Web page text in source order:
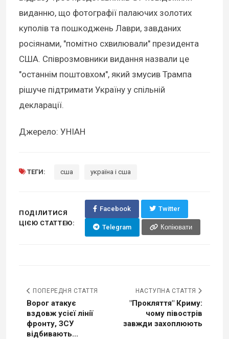
виданню, що фотографії палаючих золотих
куполів та пошкоджень Лаври, завданих
росіянами, "помітно схвилювали" президента
США. Співрозмовники видання назвали це
"останнім поштовхом", який змусив Трампа
рішуче підтримати Україну у спільній
декларації.
Джерело: УНІАН
ТЕГИ: сша україна і сша
ПОДІЛИТИСЯ
ЦІЄЮ СТАТТЕЮ:
Facebook Twitter
Telegram Копіювати
ПОПЕРЕДНЯ СТАТТЯ
Ворог атакує
вздовж усієї лінії
фронту, ЗСУ
відбивають...
НАСТУПНА СТАТТЯ
"Прокляття" Криму:
чому півострів
завжди захоплюють